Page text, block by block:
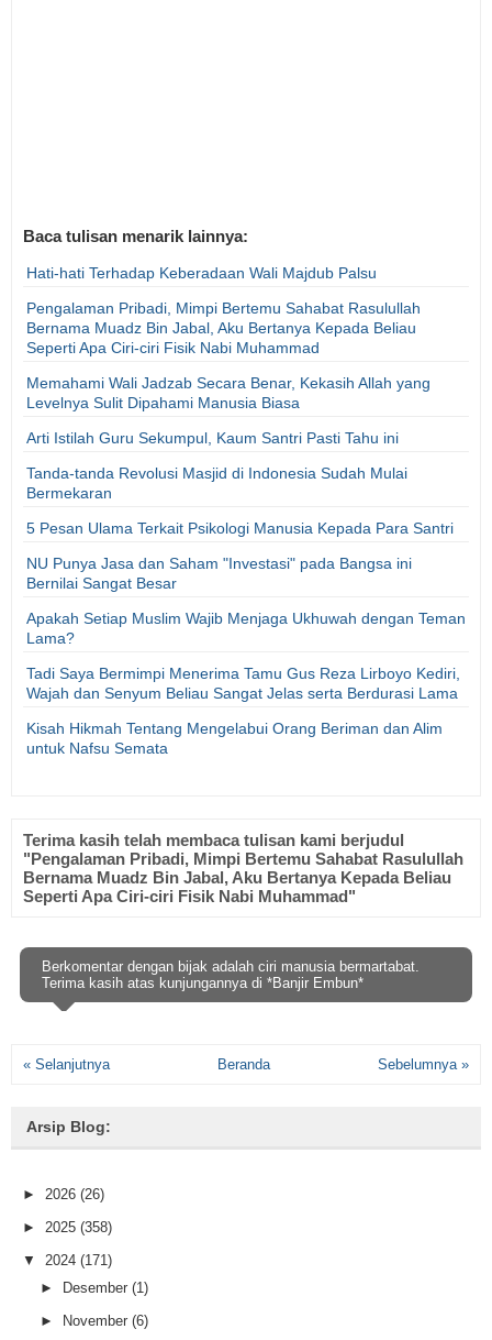
Baca tulisan menarik lainnya:
Hati-hati Terhadap Keberadaan Wali Majdub Palsu
Pengalaman Pribadi, Mimpi Bertemu Sahabat Rasulullah
Bernama Muadz Bin Jabal, Aku Bertanya Kepada Beliau
Seperti Apa Ciri-ciri Fisik Nabi Muhammad
Memahami Wali Jadzab Secara Benar, Kekasih Allah yang
Levelnya Sulit Dipahami Manusia Biasa
Arti Istilah Guru Sekumpul, Kaum Santri Pasti Tahu ini
Tanda-tanda Revolusi Masjid di Indonesia Sudah Mulai
Bermekaran
5 Pesan Ulama Terkait Psikologi Manusia Kepada Para Santri
NU Punya Jasa dan Saham "Investasi" pada Bangsa ini
Bernilai Sangat Besar
Apakah Setiap Muslim Wajib Menjaga Ukhuwah dengan Teman
Lama?
Tadi Saya Bermimpi Menerima Tamu Gus Reza Lirboyo Kediri,
Wajah dan Senyum Beliau Sangat Jelas serta Berdurasi Lama
Kisah Hikmah Tentang Mengelabui Orang Beriman dan Alim
untuk Nafsu Semata
Terima kasih telah membaca tulisan kami berjudul
"Pengalaman Pribadi, Mimpi Bertemu Sahabat Rasulullah
Bernama Muadz Bin Jabal, Aku Bertanya Kepada Beliau
Seperti Apa Ciri-ciri Fisik Nabi Muhammad"
Berkomentar dengan bijak adalah ciri manusia bermartabat.
Terima kasih atas kunjungannya di *Banjir Embun*
« Selanjutnya Sebelumnya »
Beranda
Arsip Blog:
► 2026 (26)
► 2025 (358)
▼ 2024 (171)
► Desember (1)
► November (6)